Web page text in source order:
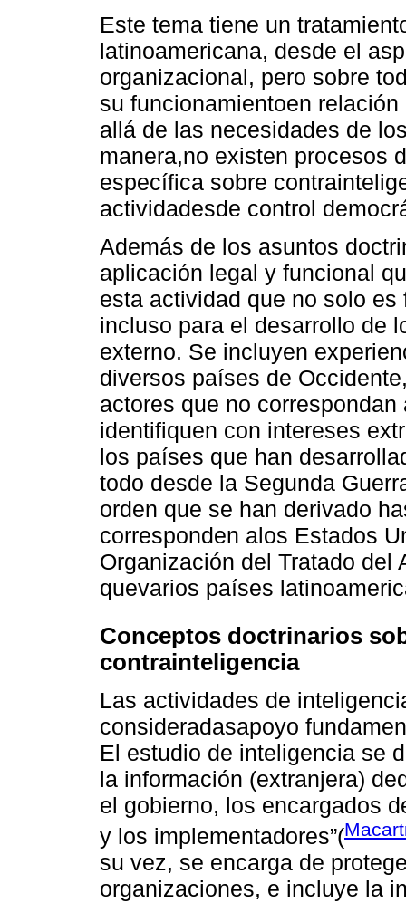
Este tema tiene un
latinoamericana, desde el
organizacional, pero sobre
su funcionamientoen
allá de las necesidades de
manera,no existen procesos
específica sobre
actividadesde control
Además de los asuntos
aplicación legal y funcional
esta actividad que no solo
incluso para el desarrollo de
externo. Se incluyen
diversos países de
actores que no
identifiquen con intereses
los países que han
todo desde la Segunda
orden que se han derivado
corresponden alos Estados
Organización del Tratado del
quevarios países
Conceptos doctrinarios
contrainteligencia
Las actividades de
consideradasapoyo
El estudio de inteligencia se
la información (extranjera)
el gobierno, los encargados
y los implementadores”(
su vez, se encarga de
organizaciones, e incluye la